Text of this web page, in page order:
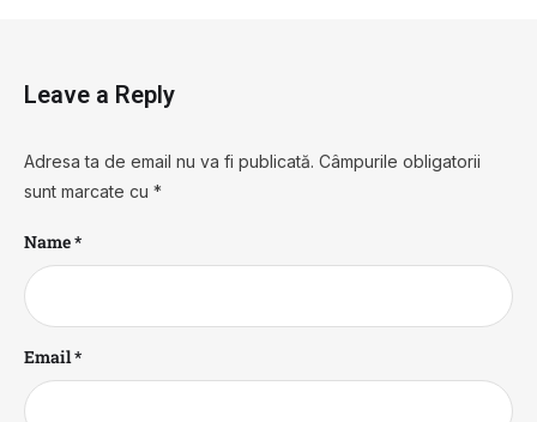
Leave a Reply
Adresa ta de email nu va fi publicată. Câmpurile obligatorii
sunt marcate cu *
Name *
Email *